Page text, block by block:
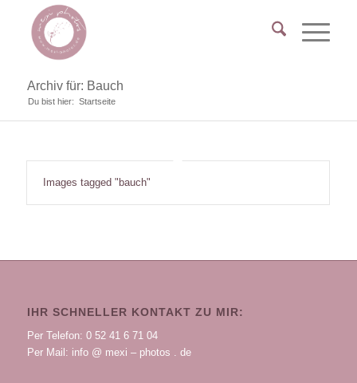
Archiv für: Bauch
Du bist hier: Startseite
Images tagged "bauch"
IHR SCHNELLER KONTAKT ZU MIR:
Per Telefon: 0 52 41 6 71 04
Per Mail: info @ mexi – photos . de